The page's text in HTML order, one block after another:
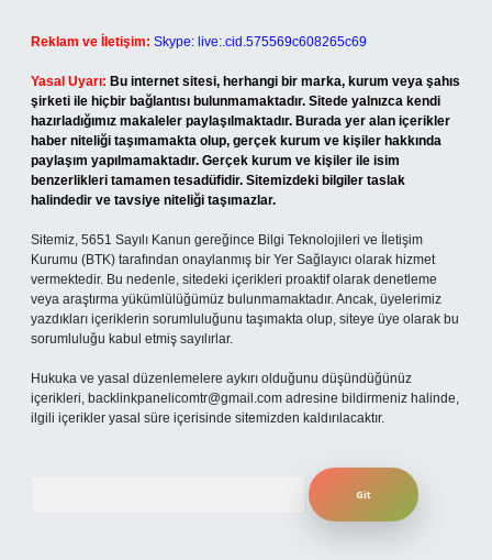
Reklam ve İletişim: Skype: live:.cid.575569c608265c69
Yasal Uyarı: Bu internet sitesi, herhangi bir marka, kurum veya şahıs
şirketi ile hiçbir bağlantısı bulunmamaktadır. Sitede yalnızca kendi
hazırladığımız makaleler paylaşılmaktadır. Burada yer alan içerikler
haber niteliği taşımamakta olup, gerçek kurum ve kişiler hakkında
paylaşım yapılmamaktadır. Gerçek kurum ve kişiler ile isim
benzerlikleri tamamen tesadüfidir. Sitemizdeki bilgiler taslak
halindedir ve tavsiye niteliği taşımazlar.
Sitemiz, 5651 Sayılı Kanun gereğince Bilgi Teknolojileri ve İletişim
Kurumu (BTK) tarafından onaylanmış bir Yer Sağlayıcı olarak hizmet
vermektedir. Bu nedenle, sitedeki içerikleri proaktif olarak denetleme
veya araştırma yükümlülüğümüz bulunmamaktadır. Ancak, üyelerimiz
yazdıkları içeriklerin sorumluluğunu taşımakta olup, siteye üye olarak bu
sorumluluğu kabul etmiş sayılırlar.
Hukuka ve yasal düzenlemelere aykırı olduğunu düşündüğünüz
içerikleri, backlinkpanelicomtr@gmail.com adresine bildirmeniz halinde,
ilgili içerikler yasal süre içerisinde sitemizden kaldırılacaktır.